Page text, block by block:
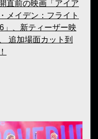
直前の映画「アイア
メイデン：フライト
」、新ティーザー映
追加場面カット到